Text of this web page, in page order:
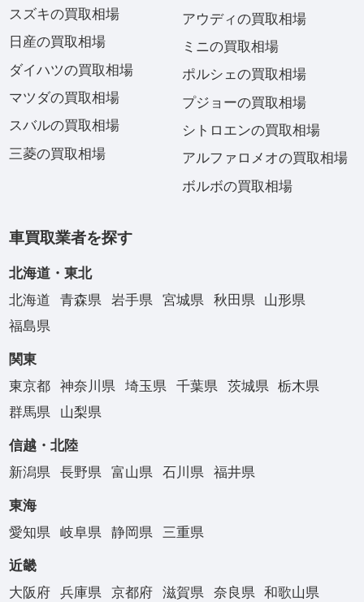
スズキの買取相場
日産の買取相場
ダイハツの買取相場
マツダの買取相場
スバルの買取相場
三菱の買取相場
アウディの買取相場
ミニの買取相場
ポルシェの買取相場
プジョーの買取相場
シトロエンの買取相場
アルファロメオの買取相場
ボルボの買取相場
車買取業者を探す
北海道・東北
北海道
青森県 岩手県 宮城県 秋田県
山形県
福島県
関東
東京都
神奈川県 埼玉県 千葉県 茨城県
栃木県
群馬県
山梨県
信越・北陸
新潟県
長野県 富山県 石川県 福井県
東海
愛知県
岐阜県 静岡県 三重県
近畿
大阪府
兵庫県 京都府 滋賀県 奈良県 和歌山県